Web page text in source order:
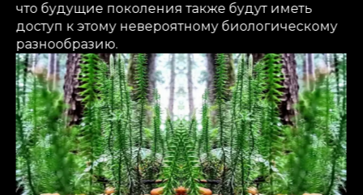
что будущие поколения также будут иметь
доступ к этому невероятному биологическому
разнообразию.